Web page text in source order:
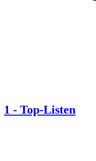
1 - Top-Listen